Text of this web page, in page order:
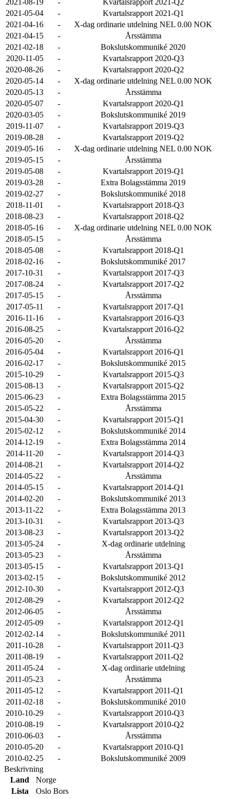
2021-08-19 -
Kvartalsrapport 2021-Q2
2021-05-04
-
Kvartalsrapport 2021-Q1
2021-04-16
-
X-dag ordinarie utdelning NEL 0.00 NOK
2021-04-15
-
Årsstämma
2021-02-18
-
Bokslutskommuniké 2020
2020-11-05
-
Kvartalsrapport 2020-Q3
2020-08-26
-
Kvartalsrapport 2020-Q2
2020-05-14
-
X-dag ordinarie utdelning NEL 0.00 NOK
2020-05-13
-
Årsstämma
2020-05-07
-
Kvartalsrapport 2020-Q1
2020-03-05
-
Bokslutskommuniké 2019
2019-11-07
-
Kvartalsrapport 2019-Q3
2019-08-28
-
Kvartalsrapport 2019-Q2
2019-05-16
-
X-dag ordinarie utdelning NEL 0.00 NOK
2019-05-15
-
Årsstämma
2019-05-08
-
Kvartalsrapport 2019-Q1
2019-03-28
-
Extra Bolagsstämma 2019
2019-02-27
-
Bokslutskommuniké 2018
2018-11-01
-
Kvartalsrapport 2018-Q3
2018-08-23
-
Kvartalsrapport 2018-Q2
2018-05-16
-
X-dag ordinarie utdelning NEL 0.00 NOK
2018-05-15
-
Årsstämma
2018-05-08
-
Kvartalsrapport 2018-Q1
2018-02-16
-
Bokslutskommuniké 2017
2017-10-31
-
Kvartalsrapport 2017-Q3
2017-08-24
-
Kvartalsrapport 2017-Q2
2017-05-15
-
Årsstämma
2017-05-11
-
Kvartalsrapport 2017-Q1
2016-11-16
-
Kvartalsrapport 2016-Q3
2016-08-25
-
Kvartalsrapport 2016-Q2
2016-05-20
-
Årsstämma
2016-05-04
-
Kvartalsrapport 2016-Q1
2016-02-17
-
Bokslutskommuniké 2015
2015-10-29
-
Kvartalsrapport 2015-Q3
2015-08-13
-
Kvartalsrapport 2015-Q2
2015-06-23
-
Extra Bolagsstämma 2015
2015-05-22
-
Årsstämma
2015-04-30
-
Kvartalsrapport 2015-Q1
2015-02-12
-
Bokslutskommuniké 2014
2014-12-19
-
Extra Bolagsstämma 2014
2014-11-20
-
Kvartalsrapport 2014-Q3
2014-08-21
-
Kvartalsrapport 2014-Q2
2014-05-22
-
Årsstämma
2014-05-15
-
Kvartalsrapport 2014-Q1
2014-02-20
-
Bokslutskommuniké 2013
2013-11-22
-
Extra Bolagsstämma 2013
2013-10-31
-
Kvartalsrapport 2013-Q3
2013-08-23
-
Kvartalsrapport 2013-Q2
2013-05-24
-
X-dag ordinarie utdelning
2013-05-23
-
Årsstämma
2013-05-15
-
Kvartalsrapport 2013-Q1
2013-02-15
-
Bokslutskommuniké 2012
2012-10-30
-
Kvartalsrapport 2012-Q3
2012-08-29
-
Kvartalsrapport 2012-Q2
2012-06-05
-
Årsstämma
2012-05-09
-
Kvartalsrapport 2012-Q1
2012-02-14
-
Bokslutskommuniké 2011
2011-10-28
-
Kvartalsrapport 2011-Q3
2011-08-19
-
Kvartalsrapport 2011-Q2
2011-05-24
-
X-dag ordinarie utdelning
2011-05-23
-
Årsstämma
2011-05-12
-
Kvartalsrapport 2011-Q1
2011-02-18
-
Bokslutskommuniké 2010
2010-10-29
-
Kvartalsrapport 2010-Q3
2010-08-19
-
Kvartalsrapport 2010-Q2
2010-06-03
-
Årsstämma
2010-05-20
-
Kvartalsrapport 2010-Q1
2010-02-25
-
Bokslutskommuniké 2009
Beskrivning
Land
Norge
Lista
Oslo Bors